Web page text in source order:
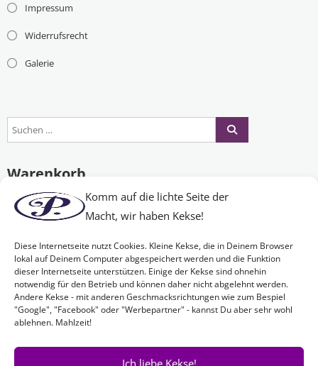
Komm auf die lichte Seite der
Macht, wir haben Kekse!
Diese Internetseite nutzt Cookies. Kleine Kekse, die in Deinem Browser
lokal auf Deinem Computer abgespeichert werden und die Funktion
dieser Internetseite unterstützen. Einige der Kekse sind ohnehin
notwendig für den Betrieb und können daher nicht abgelehnt werden.
Andere Kekse - mit anderen Geschmacksrichtungen wie zum Bespiel
"Google", "Facebook" oder "Werbepartner" - kannst Du aber sehr wohl
ablehnen. Mahlzeit!
Ich liebe Kekse!
Impressum
Widerrufsrecht
Galerie
Warenkorb
Es befinden sich keine Produkte im Warenkorb.
Nichts Passendes gefunden?
Wenn Sie nach etwas Bestimmtem suchen oder gerne ein Produkt
Ihren Wünschen entsprechend anfertigen lassen möchten,
einfach!